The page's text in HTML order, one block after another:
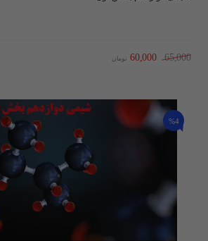
65,000
60,000 تومان
%4